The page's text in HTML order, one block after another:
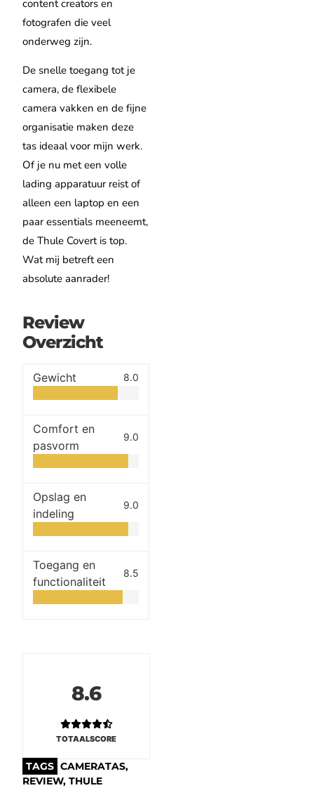
content creators en
fotografen die veel
onderweg zijn.
De snelle toegang tot je
camera, de flexibele
camera vakken en de fijne
organisatie maken deze
tas ideaal voor mijn werk.
Of je nu met een volle
lading apparatuur reist of
alleen een laptop en een
paar essentials meeneemt,
de Thule Covert is top.
Wat mij betreft een
absolute aanrader!
Review
Overzicht
Gewicht 8.0
Comfort en
pasvorm
9.0
Opslag en
indeling
9.0
Toegang en
functionaliteit
8.5
8.6
TOTAALSCORE
TAGS CAMERATAS,
REVIEW,THULE